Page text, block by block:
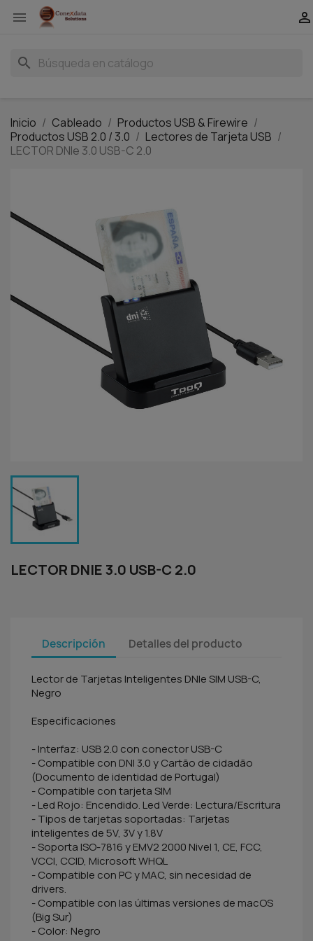
 
search
Inicio Cableado
Productos USB & Firewire
Productos USB 2.0 / 3.0
Lectores de Tarjeta USB
LECTOR DNIe 3.0 USB-C 2.0
LECTOR DNIE 3.0 USB-C 2.0
Descripción Detalles del producto
Lector de Tarjetas Inteligentes DNIe SIM USB-C,
Negro
Especificaciones
- Interfaz: USB 2.0 con conector USB-C
- Compatible con DNI 3.0 y Cartão de cidadão
(Documento de identidad de Portugal)
- Compatible con tarjeta SIM
- Led Rojo: Encendido. Led Verde: Lectura/Escritura
- Tipos de tarjetas soportadas: Tarjetas
inteligentes de 5V, 3V y 1.8V
- Soporta ISO-7816 y EMV2 2000 Nivel 1, CE, FCC,
VCCI, CCID, Microsoft WHQL
- Compatible con PC y MAC, sin necesidad de
drivers.
- Compatible con las últimas versiones de macOS
(Big Sur)
- Color: Negro